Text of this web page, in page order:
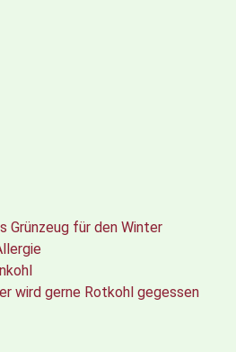
Grünzeug für den Winter
wird gerne Rotkohl gegessen